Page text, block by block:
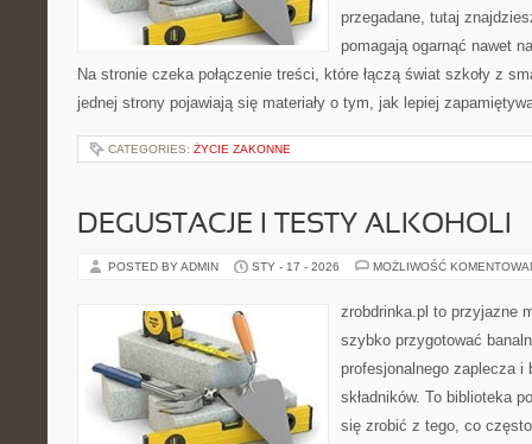
przegadane, tutaj
pomagają ogarnąć nawet
Na stronie czeka połączenie treści, które łączą świat szkoły z
jednej strony pojawiają się materiały o tym, jak lepiej
CATEGORIES: ŻYCIE ZAKONNE
DEGUSTACJE I TESTY ALKOHOLI
POSTED BY ADMIN STY - 17 - 2026 MOŻLIWOŚĆ
zrobdrinka.pl to przyjazne
szybko przygotować
profesjonalnego zaplecza i
składników. To biblioteka
się zrobić z tego, co